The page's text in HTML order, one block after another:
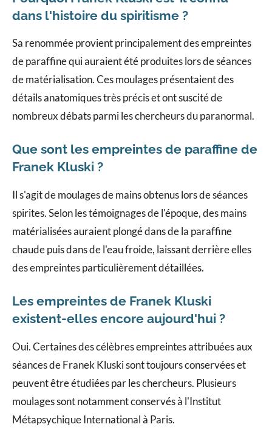
dans l'histoire du spiritisme ?
Sa renommée provient principalement des empreintes
de paraffine qui auraient été produites lors de séances
de matérialisation. Ces moulages présentaient des
détails anatomiques très précis et ont suscité de
nombreux débats parmi les chercheurs du paranormal.
Que sont les empreintes de paraffine de
Franek Kluski ?
Il s'agit de moulages de mains obtenus lors de séances
spirites. Selon les témoignages de l'époque, des mains
matérialisées auraient plongé dans de la paraffine
chaude puis dans de l'eau froide, laissant derrière elles
des empreintes particulièrement détaillées.
Les empreintes de Franek Kluski
existent-elles encore aujourd'hui ?
Oui. Certaines des célèbres empreintes attribuées aux
séances de Franek Kluski sont toujours conservées et
peuvent être étudiées par les chercheurs. Plusieurs
moulages sont notamment conservés à l'Institut
Métapsychique International à Paris.